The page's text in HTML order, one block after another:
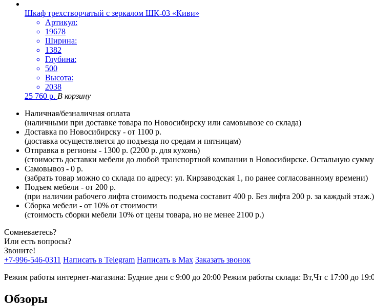
Шкаф трехстворчатый с зеркалом ШК-03 «Киви»
Артикул:
19678
Ширина:
1382
Глубина:
500
Высота:
2038
25 760 р. В корзину
Наличная/безналичная оплата
(наличными при доставке товара по Новосибирску или самовывозе со склада)
Доставка по Новосибирску - от 1100 р.
(доставка осуществляется до подъезда по средам и пятницам)
Отправка в регионы - 1300 р. (2200 р. для кухонь)
(стоимость доставки мебели до любой транспортной компании в Новосибирске. Остальную
Самовывоз - 0 р.
(забрать товар можно со склада по адресу: ул. Кирзаводская 1, по ранее согласованному времени)
Подъем мебели - от 200 р.
(при наличии рабочего лифта стоимость подъема составит 400 р. Без лифта 200 р. за каждый этаж.)
Сборка мебели - от 10% от стоимости
(стоимость сборки мебели 10% от цены товара, но не менее 2100 р.)
Сомневаетесь?
Или есть вопросы?
Звоните!
+7-996-546-0311 Написать в Telegram Написать в Max Заказать звонок
Режим работы интернет-магазина: Будние дни с 9:00 до 20:00 Режим работы склада: Вт,Чт с 17:00 до
Обзоры